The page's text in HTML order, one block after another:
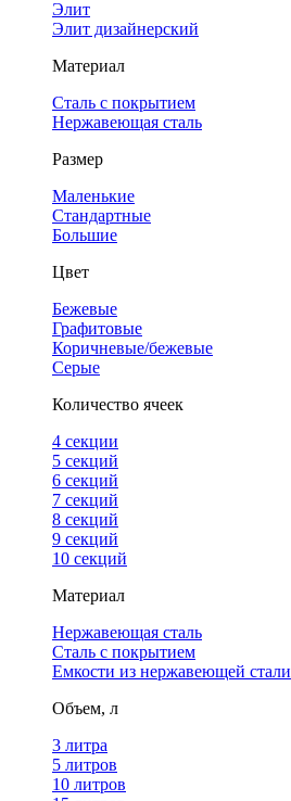
Элит
Элит дизайнерский
Материал
Сталь с покрытием
Нержавеющая сталь
Размер
Маленькие
Стандартные
Большие
Цвет
Бежевые
Графитовые
Коричневые/бежевые
Серые
Количество ячеек
4 cекции
5 секций
6 секций
7 секций
8 секций
9 секций
10 секций
Материал
Нержавеющая сталь
Сталь с покрытием
Емкости из нержавеющей стали
Объем, л
3 литра
5 литров
10 литров